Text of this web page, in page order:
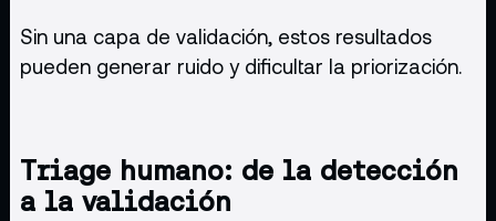
Sin una capa de validación, estos resultados
pueden generar ruido y dificultar la priorización.
Triage humano: de la detección
a la validación